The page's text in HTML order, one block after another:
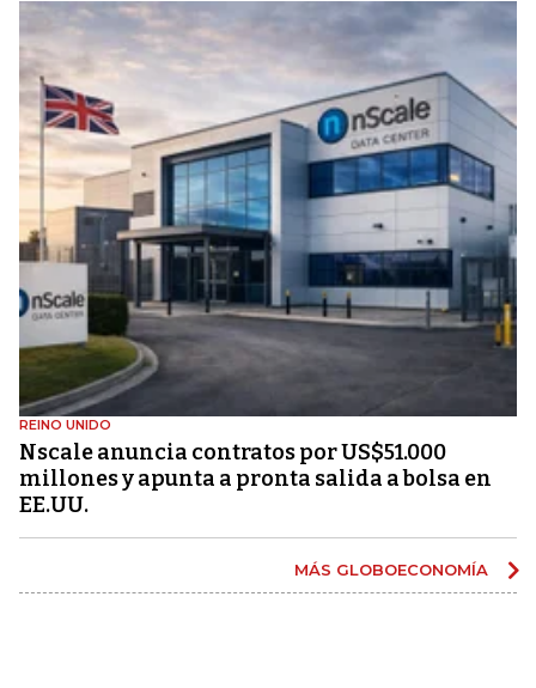
REINO UNIDO
Nscale anuncia contratos por US$51.000
millones y apunta a pronta salida a bolsa en
EE.UU.
MÁS GLOBOECONOMÍA